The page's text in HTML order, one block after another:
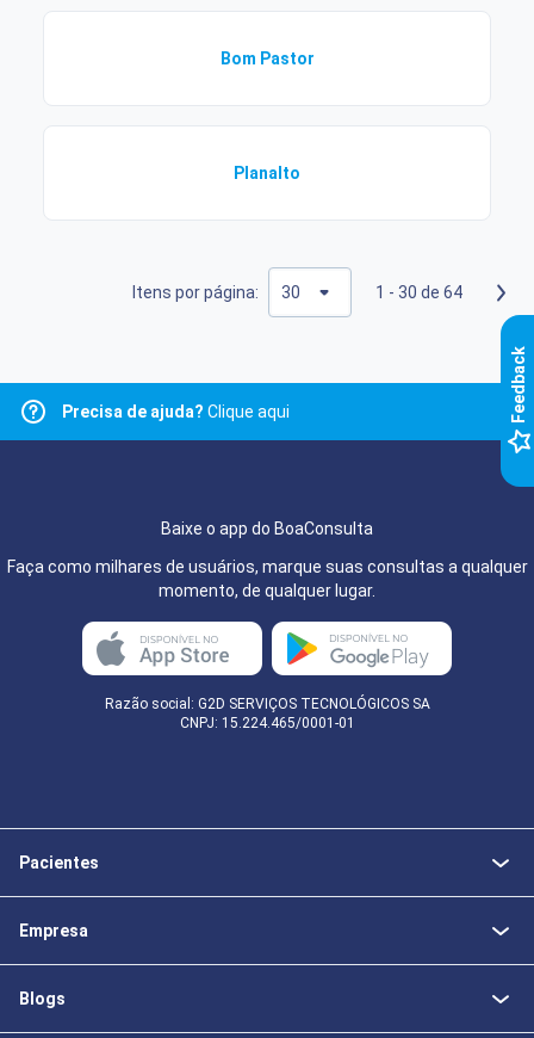
Bom Pastor
Planalto
Itens por página: 1 - 30 de 64
Precisa de ajuda? Clique aqui
Baixe o app do BoaConsulta
Faça como milhares de usuários, marque suas consultas a qualquer
momento, de qualquer lugar.
Razão social: G2D SERVIÇOS TECNOLÓGICOS SA
CNPJ: 15.224.465/0001-01
Pacientes
Empresa
Blogs
k